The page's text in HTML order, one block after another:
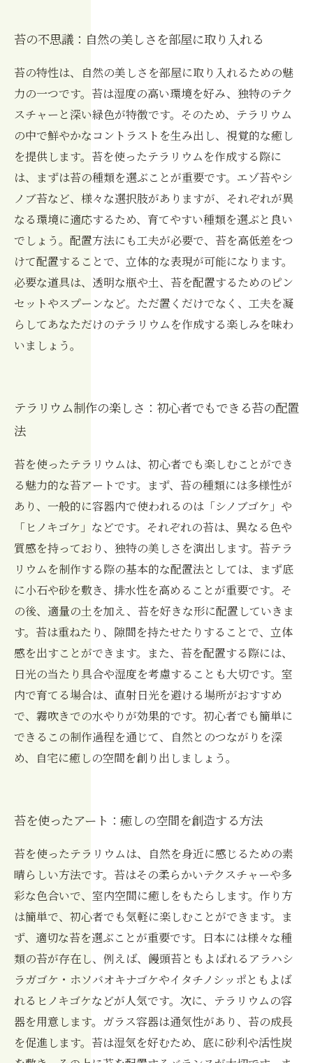
苔と共に育つ：お手入れ簡単なテラリウムの楽
しみ
新しい趣味の発見：テラリウムで広がる自然の
世界
苔の不思議：自然の美しさを部屋に取り入れる
苔の特性は、自然の美しさを部屋に取り入れるための魅
力の一つです。苔は湿度の高い環境を好み、独特のテク
スチャーと深い緑色が特徴です。そのため、テラリウム
の中で鮮やかなコントラストを生み出し、視覚的な癒し
を提供します。苔を使ったテラリウムを作成する際に
は、まずは苔の種類を選ぶことが重要です。エゾ苔やシ
ノブ苔など、様々な選択肢がありますが、それぞれが異
なる環境に適応するため、育てやすい種類を選ぶと良い
でしょう。配置方法にも工夫が必要で、苔を高低差をつ
けて配置することで、立体的な表現が可能になります。
必要な道具は、透明な瓶や土、苔を配置するためのピン
セットやスプーンなど。ただ置くだけでなく、工夫を凝
らしてあなただけのテラリウムを作成する楽しみを味わ
いましょう。
テラリウム制作の楽しさ：初心者でもできる苔の配置
法
苔を使ったテラリウムは、初心者でも楽しむことができ
る魅力的な苔アートです。まず、苔の種類には多様性が
あり、一般的に容器内で使われるのは「シノブゴケ」や
「ヒノキゴケ」などです。それぞれの苔は、異なる色や
質感を持っており、独特の美しさを演出します。苔テラ
リウムを制作する際の基本的な配置法としては、まず底
に小石や砂を敷き、排水性を高めることが重要です。そ
の後、適量の土を加え、苔を好きな形に配置していきま
す。苔は重ねたり、隙間を持たせたりすることで、立体
感を出すことができます。また、苔を配置する際には、
日光の当たり具合や湿度を考慮することも大切です。室
内で育てる場合は、直射日光を避ける場所がおすすめ
で、霧吹きでの水やりが効果的です。初心者でも簡単に
できるこの制作過程を通じて、自然とのつながりを深
め、自宅に癒しの空間を創り出しましょう。
苔を使ったアート：癒しの空間を創造する方法
苔を使ったテラリウムは、自然を身近に感じるための素
晴らしい方法です。苔はその柔らかいテクスチャーや多
彩な色合いで、室内空間に癒しをもたらします。作り方
は簡単で、初心者でも気軽に楽しむことができます。ま
ず、適切な苔を選ぶことが重要です。日本には様々な種
類の苔が存在し、例えば、饅頭苔ともよばれるアラハシ
ラガゴケ・ホソバオキナゴケやイタチノシッポともよば
れるヒノキゴケなどが人気です。次に、テラリウムの容
器を用意します。ガラス容器は通気性があり、苔の成長
を促進します。苔は湿気を好むため、底に砂利や活性炭